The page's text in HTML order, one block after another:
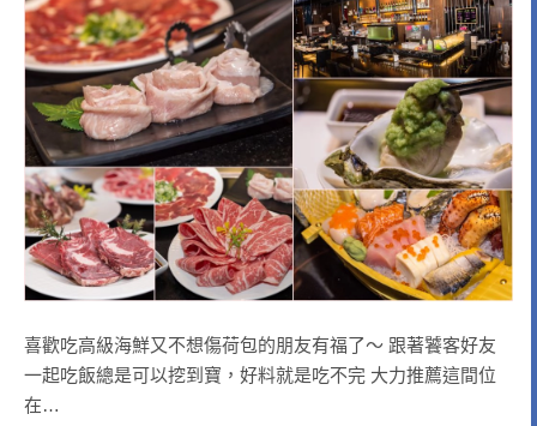
喜歡吃高級海鮮又不想傷荷包的朋友有福了～ 跟著饕客好友
一起吃飯總是可以挖到寶，好料就是吃不完 大力推薦這間位
在…